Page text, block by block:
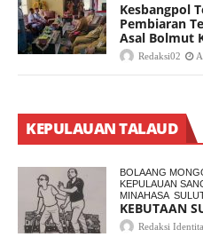
Kesbangpol
Pembiaran
Asal Bolmut
Redaksi02
KEPULAUAN TALAUD
BOLAANG
KEPULAUAN
MINAHASA
KEBUTAAN
Redaksi